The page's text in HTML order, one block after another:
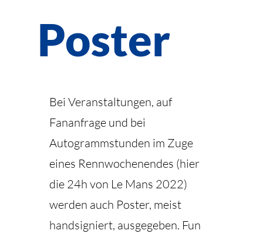
Poster
Bei Veranstaltungen, auf
Fananfrage und bei
Autogrammstunden im Zuge
eines Rennwochenendes (hier
die 24h von Le Mans 2022)
werden auch Poster, meist
handsigniert, ausgegeben. Fun